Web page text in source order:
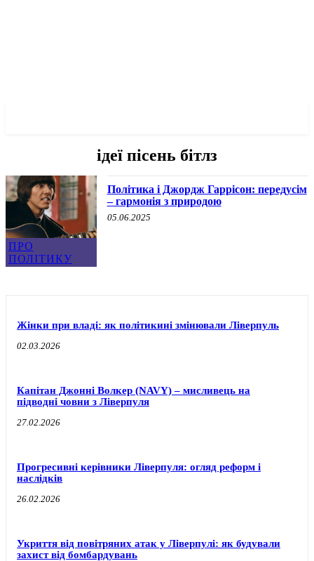
ідеї пісень бітлз
ПРО
ПОЛІТИКУ
Політика і Джордж Гаррісон: передусім
– гармонія з природою
05.06.2025
Жінки при владі: як політикині змінювали Ліверпуль
02.03.2026
Капітан Джонні Волкер (NAVY) – мисливець на
підводні човни з Ліверпуля
27.02.2026
Прогресивні керівники Ліверпуля: огляд реформ і
наслідків
26.02.2026
Укриття від повітряних атак у Ліверпулі: як будували
захист від бомбардувань